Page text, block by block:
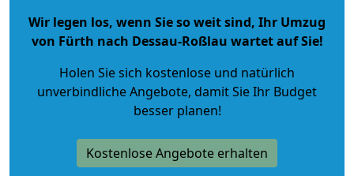
Wir legen los, wenn Sie so weit sind, Ihr Umzug
von Fürth nach Dessau-Roßlau wartet auf Sie!
Holen Sie sich kostenlose und natürlich
unverbindliche Angebote, damit Sie Ihr Budget
besser planen!
Kostenlose Angebote erhalten